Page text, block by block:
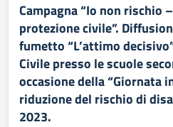
Campagna “Io non rischio
protezione civile”.
fumetto “L’attimo
Civile presso le scuole
occasione della “Giornata
riduzione del rischio di
2023.